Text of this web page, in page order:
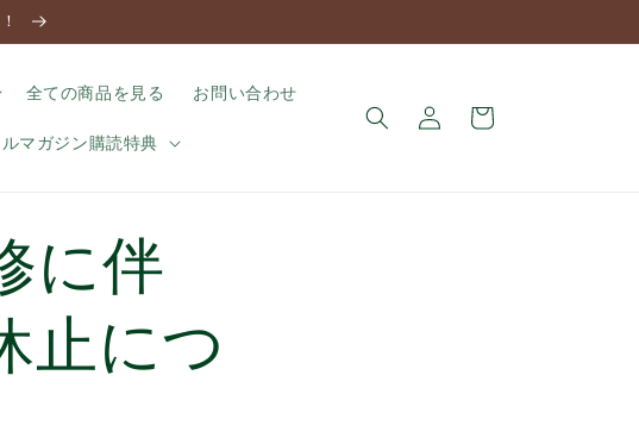
全ての商品を見る お問い合わせ
マガジン購読特典
グ
イ
ー
に伴
止につ